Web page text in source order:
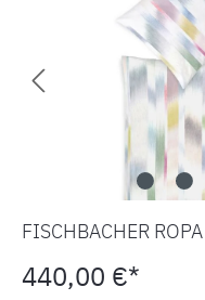
FISCHBACHER
440,00 €*